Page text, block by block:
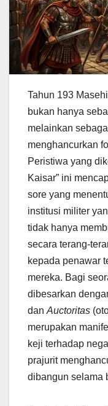
Tahun 193
bukan hanya
melainkan
menghancurkan
Peristiwa yang
Kaisar” ini
sore yang
institusi militer
tidak hanya
secara terang-
kepada penawar
mereka. Bagi
dibesarkan
dan Auctoritas
merupakan
keji terhadap
prajurit
dibangun selama